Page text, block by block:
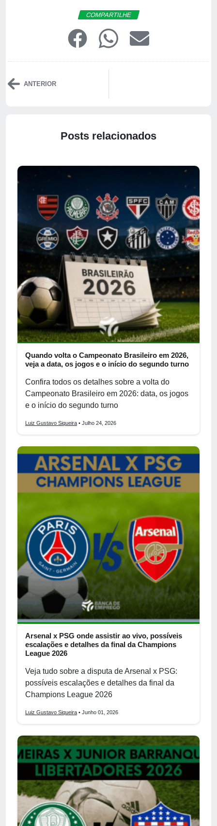
COMPARTILHE
ANTERIOR
Posts relacionados
Quando volta o Campeonato Brasileiro em 2026,
veja a data, os jogos e o início do segundo turno
Confira todos os detalhes sobre a volta do
Campeonato Brasileiro em 2026: data, os jogos
e o início do segundo turno
Luiz Gustavo Siqueira • Julho 24, 2026
Arsenal x PSG onde assistir ao vivo, possíveis
escalações e detalhes da final da Champions
League 2026
Veja tudo sobre a disputa de Arsenal x PSG:
possíveis escalações e detalhes da final da
Champions League 2026
Luiz Gustavo Siqueira • Junho 01, 2026